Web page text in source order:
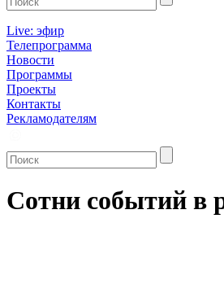
Live: эфир
Телепрограмма
Новости
Программы
Проекты
Контакты
Рекламодателям
Сотни событий в